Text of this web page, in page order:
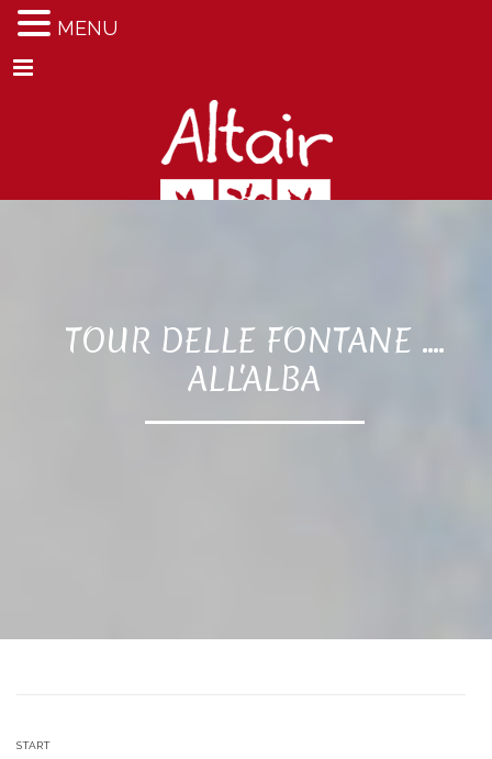
Menu
TOUR DELLE FONTANE ....
ALL'ALBA
START
MENU